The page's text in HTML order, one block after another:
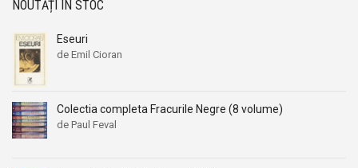
NOUTĂȚI ÎN STOC
Eseuri
de Emil Cioran
Colectia completa Fracurile Negre (8 volume)
de Paul Feval